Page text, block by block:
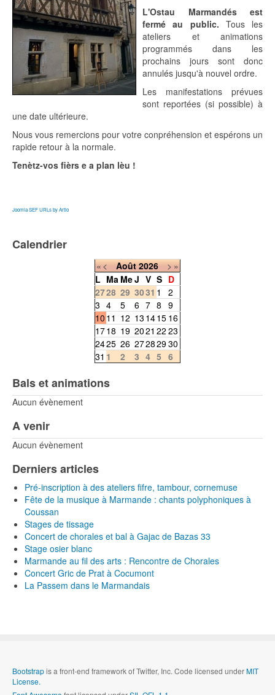
L'Ostau Marmandés est
fermé au public. Tous les
ateliers et animations
programmés dans les
prochains jours sont donc
annulés jusqu'à nouvel ordre.
Les manifestations prévues
sont reportées (si possible) à
une date ultérieure.
Nous vous remercions pour votre conpréhension et espérons un
rapide retour à la normale.
Tenètz-vos fièrs e a plan lèu !
Joomla SEF URLs by Artio
Calendrier
«< Août 2026 >»
L Ma MeJ V S D
2728 29 3031 1
2
3 4 5 6 7 8 9
10 11 12 13 1415 16
1718 19 2021 22 23
2425 26 27282930
31 1 2 3 4 5 6
Bals et animations
Aucun évènement
A venir
Aucun évènement
Derniers articles
Pré-inscription à des ateliers fifre, tambour, cornemuse
Fête de la musique à Marmande : chants polyphoniques à
Coussan
Stages de tissage
Concert de chorales et bal à Gajac de Bazas 33
Stage osier blanc
Marmande au fil des arts : Rencontre de Chorales
Concert Gric de Prat à Cocumont
La Passem dans le Marmandais
Bootstrapis a front-end framework of Twitter, Inc. Code licensed underMIT
License.